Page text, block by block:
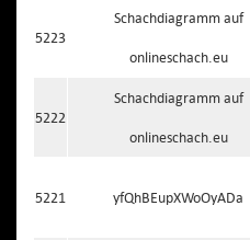
5223
Schachdiagramm auf
onlineschach.eu
5222
Schachdiagramm auf
onlineschach.eu
5221 yfQhBEupXWoOyADa